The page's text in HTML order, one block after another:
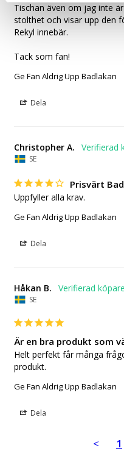
Tischan även om jag inte
stolthet och visar upp den
Rekyl innebär.
Tack som fan!
Ge Fan Aldrig Upp Badlakan
Dela
Christopher A.
SE
Prisvärt
Uppfyller alla krav.
Ge Fan Aldrig Upp Badlakan
Dela
Håkan B.
SE
Är en bra produkt som
Helt perfekt får många
produkt.
Ge Fan Aldrig Upp Badlakan
Dela
< 1